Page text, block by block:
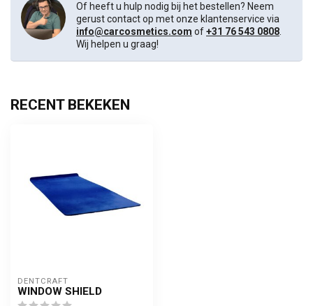
Of heeft u hulp nodig bij het bestellen? Neem
gerust contact op met onze klantenservice via
info@carcosmetics.com of+31 76 543 0808
Wij helpen u graag!
RECENT BEKEKEN
DENTCRAFT
WINDOW SHIELD